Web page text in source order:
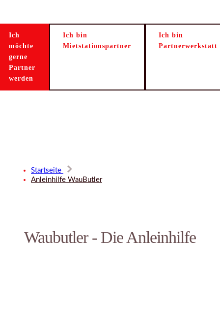
Ich
möchte
gerne
Partner
werden
Ich bin
Mietstationspartner
Ich bin
Partnerwerkstatt
Startseite
Anleinhilfe WauButler
Waubutler - Die Anleinhilfe